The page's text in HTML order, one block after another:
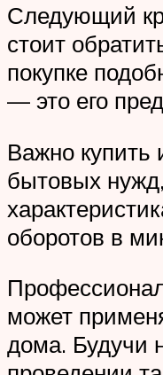
Следующий
стоит
покупке
— это его
Важно купить
бытовых
оборотов в
может
дома. Будучи